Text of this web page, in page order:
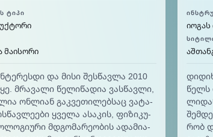
ᲢᲘᲞᲘ
მაისორი
და მი­სი შეს­წავ­ლა 2010
მრავალი წე­ლი­წა­დია ვას­წავ­ლი,
ონ­ლი­ან გაკ­ვე­თი­ლებ­საც ვა­ტა­
ყვე­ლა ასა­კის, ფი­ზი­კუ­
მდგო­მა­რეო­ბის ადა­მია­
წელს
რობ